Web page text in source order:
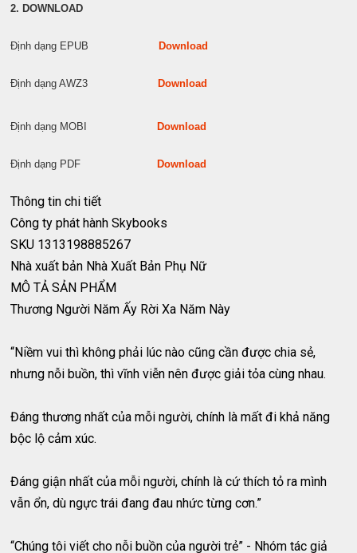
2. DOWNLOAD
Định dạng EPUB Download
Định dạng AWZ3 Download
Định dạng MOBI Download
Định dạng PDF Download
Thông tin chi tiết
Công ty phát hành Skybooks
SKU 1313198885267
Nhà xuất bản Nhà Xuất Bản Phụ Nữ
MÔ TẢ SẢN PHẨM
Thương Người Năm Ấy Rời Xa Năm Này
“Niềm vui thì không phải lúc nào cũng cần được chia sẻ,
nhưng nỗi buồn, thì vĩnh viễn nên được giải tỏa cùng nhau.
Đáng thương nhất của mỗi người, chính là mất đi khả năng
bộc lộ cảm xúc.
Đáng giận nhất của mỗi người, chính là cứ thích tỏ ra mình
vẫn ổn, dù ngực trái đang đau nhức từng cơn.”
“Chúng tôi viết cho nỗi buồn của người trẻ” - Nhóm tác giả